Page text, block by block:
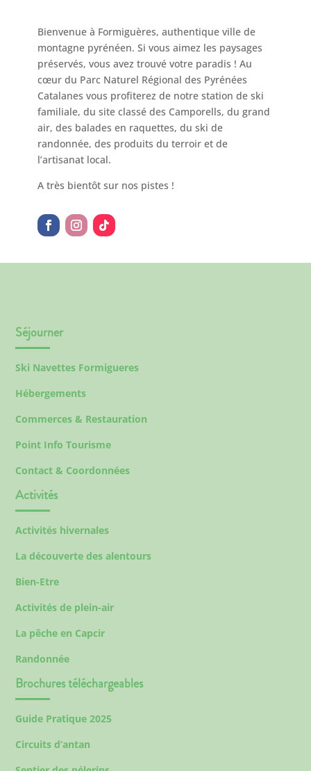
Bienvenue à Formiguères, authentique ville de
montagne pyrénéen. Si vous aimez les paysages
préservés, vous avez trouvé votre paradis ! Au
cœur du Parc Naturel Régional des Pyrénées
Catalanes vous profiterez de notre station de ski
familiale, du site classé des Camporells, du grand
air, des balades en raquettes, du ski de
randonnée, des produits du terroir et de
l’artisanat local.
A très bientôt sur nos pistes !
Séjourner
Ski Navettes Formigueres
Hébergements
Commerces & Restauration
Point Info Tourisme
Contact & Coordonnées
Activités
Activités hivernales
La découverte des alentours
Bien-Etre
Activités de plein-air
La pêche en Capcir
Randonnée
Brochures téléchargeables
Guide Pratique 2025
Circuits d’antan